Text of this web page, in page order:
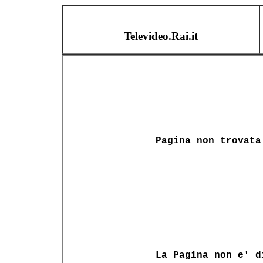
Televideo.Rai.it
Pagina non trovata
La Pagina non e'